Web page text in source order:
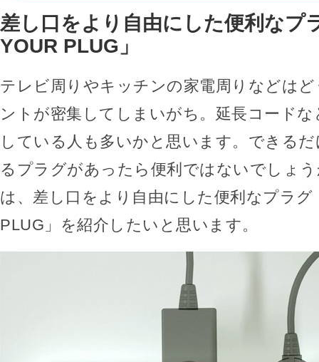
差し口をより自由にした便利なプ
YOUR PLUG」
テレビ周りやキッチンの家電周りなどは
ントが密集してしまいがち。延長コード
している人も多いかと思います。できる
るプラグがあったら便利ではないでしょ
は、差し口をより自由にした便利なプラグ
PLUG」を紹介したいと思います。